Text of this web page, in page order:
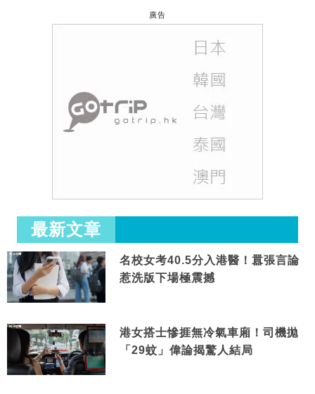
廣告
最新文章
名校女考40.5分入港醫！囂張言論
惹洗版下場極震撼
港女搭士慘捱無冷氣車廂！司機拋
「29蚊」偉論揭驚人結局